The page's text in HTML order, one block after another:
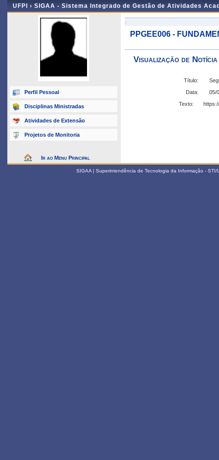
UFPI › SIGAA - Sistema Integrado de Gestão de Atividades
Perfil Pessoal
Disciplinas Ministradas
Atividades de Extensão
Projetos de Monitoria
Ir ao Menu Principal
-
PPGEE006 -
Visualização de Notícia
Título:
Data:
05/
Texto:
SIGAA | Superintendência de Tecnologia da Informação -